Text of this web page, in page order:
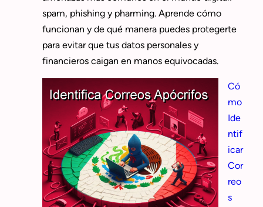
spam, phishing y pharming. Aprende cómo
funcionan y de qué manera puedes protegerte
para evitar que tus datos personales y
financieros caigan en manos equivocadas.
Có
mo
Ide
ntif
icar
Cor
reo
s